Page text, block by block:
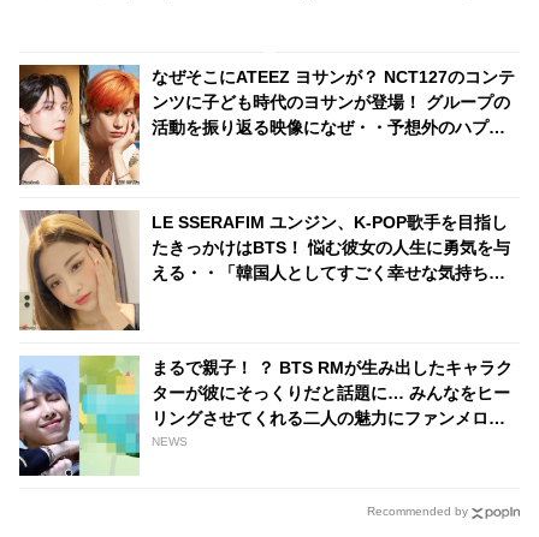
なぜそこにATEEZ ヨサンが？ NCT127のコンテ
ンツに子ども時代のヨサンが登場！ グループの
活動を振り返る映像になぜ・・予想外のハプニ
LE SSERAFIM ユンジン、K-POP歌手を目指し
たきっかけはBTS！ 悩む彼女の人生に勇気を与
える・・「韓国人としてすごく幸せな気持ちに
まるで親子！ ？ BTS RMが生み出したキャラク
ターが彼にそっくりだと話題に… みんなをヒー
リングさせてくれる二人の魅力にファンメロメ
ロ
NEWS
Recommended by